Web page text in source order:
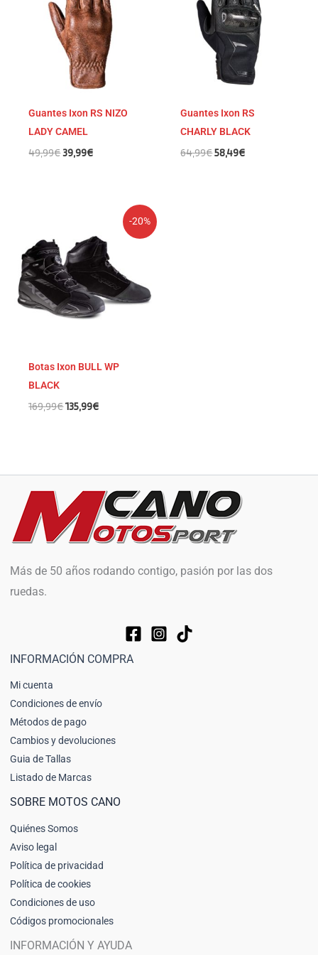
Guantes Ixon RS NIZO
LADY CAMEL
49,99€
era:
49,99€.
39,99€
es:
39,99€.
Guantes Ixon RS
CHARLY BLACK
64,99€
era:
64,99€.
58,49€
es:
58,49€.
-20%
Botas Ixon BULL WP
BLACK
169,99€
original
era:
169,99€.
135,99€
precio
actual
es:
135,99€.
Más de 50 años rodando contigo, pasión por las dos
ruedas.
INFORMACIÓN COMPRA
Mi cuenta
Condiciones de envío
Métodos de pago
Cambios y devoluciones
Guia de Tallas
Listado de Marcas
SOBRE MOTOS CANO
Quiénes Somos
Aviso legal
Política de privacidad
Política de cookies
Condiciones de uso
Códigos promocionales
INFORMACIÓN Y AYUDA